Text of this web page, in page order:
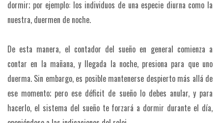
dormir; por ejemplo: los individuos de una especie diurna como la
nuestra, duermen de noche.
De esta manera, el contador del sueño en general comienza a
contar en la mañana, y llegada la noche, presiona para que uno
duerma. Sin embargo, es posible mantenerse despierto más allá de
ese momento; pero ese déficit de sueño lo debes anular, y para
hacerlo, el sistema del sueño te forzará a dormir durante el día,